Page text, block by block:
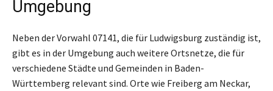
Umgebung
Neben der Vorwahl 07141, die für Ludwigsburg zuständig ist,
gibt es in der Umgebung auch weitere Ortsnetze, die für
verschiedene Städte und Gemeinden in Baden-
Württemberg relevant sind. Orte wie Freiberg am Neckar,